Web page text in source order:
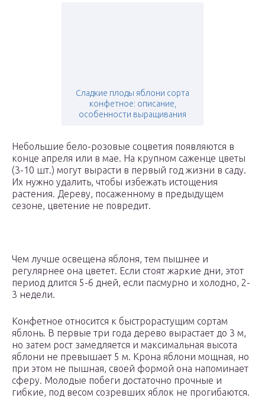
Сладкие плоды яблони сорта
конфетное: описание,
особенности выращивания
Небольшие бело-розовые соцветия появляются в
конце апреля или в мае. На крупном саженце цветы
(3-10 шт.) могут вырасти в первый год жизни в саду.
Их нужно удалить, чтобы избежать истощения
растения. Дереву, посаженному в предыдущем
сезоне, цветение не повредит.
Чем лучше освещена яблоня, тем пышнее и
регулярнее она цветет. Если стоят жаркие дни, этот
период длится 5-6 дней, если пасмурно и холодно, 2-
3 недели.
Конфетное относится к быстрорастущим сортам
яблонь. В первые три года дерево вырастает до 3 м,
но затем рост замедляется и максимальная высота
яблони не превышает 5 м. Крона яблони мощная, но
при этом не пышная, своей формой она напоминает
сферу. Молодые побеги достаточно прочные и
гибкие, под весом созревших яблок не прогибаются.